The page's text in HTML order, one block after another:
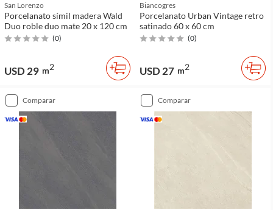
San Lorenzo
Porcelanato símil madera Wald
Duo roble duo mate 20 x 120 cm
(0)
USD 29 m2
Biancogres
Porcelanato Urban Vintage retro
satinado 60 x 60 cm
(0)
USD 27 m2
comparar comparar